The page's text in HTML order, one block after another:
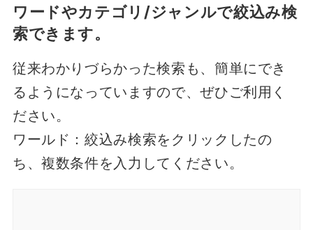
ワードやカテゴリ/ジャンルで絞込み検
索できます。
従来わかりづらかった検索も、簡単にでき
るようになっていますので、ぜひご利用く
ださい。
ワールド：絞込み検索をクリックしたの
ち、複数条件を入力してください。